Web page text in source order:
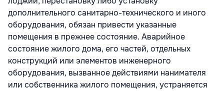
дополнительного санитарно-технического и иного
оборудования, обязан привести указанные
помещения в прежнее состояние. Аварийное
состояние жилого дома, его частей, отдельных
конструкций или элементов инженерного
оборудования, вызванное действиями нанимателя
или собственника жилого помещения, устраняется